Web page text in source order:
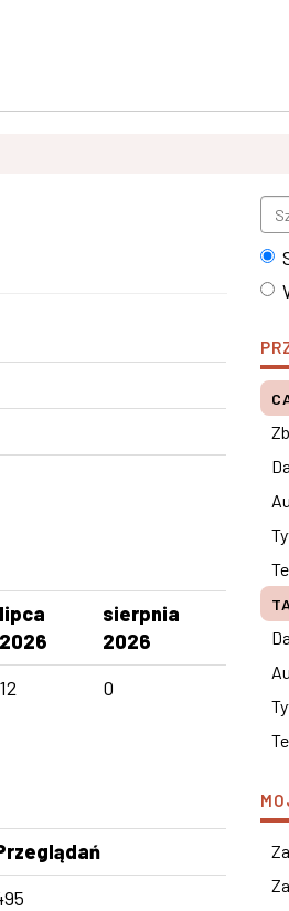
lipca
2026
sierpnia
2026
12 0